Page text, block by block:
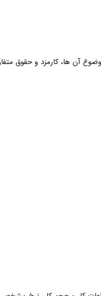
آن ها، کارمزد و حقوق